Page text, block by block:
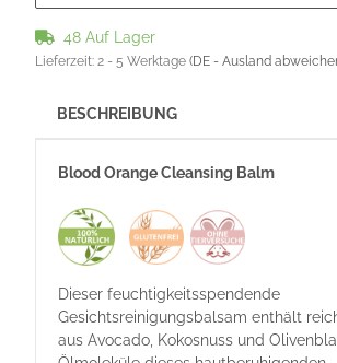
48 Auf Lager
Lieferzeit: 2 - 5 Werktage (DE - Ausland
BESCHREIBUNG
Blood Orange Cleansing Balm
Dieser feuchtigkeitsspendende
Gesichtsreinigungsbalsam enthält
aus Avocado, Kokosnuss und